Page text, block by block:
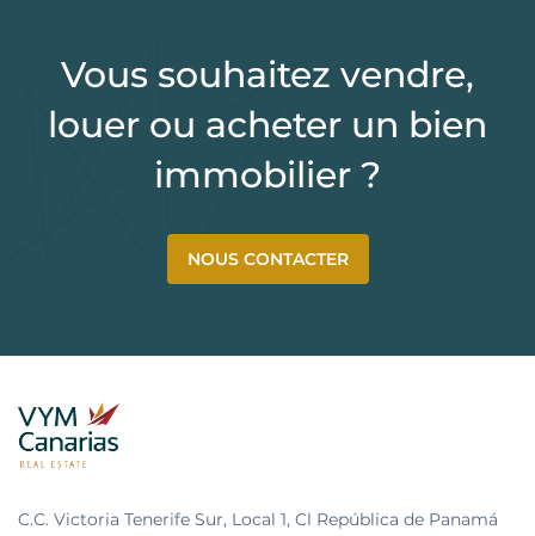
Vous souhaitez vendre,
louer ou acheter un bien
immobilier ?
NOUS CONTACTER
C.C. Victoria Tenerife Sur, Local 1, Cl República de Panamá